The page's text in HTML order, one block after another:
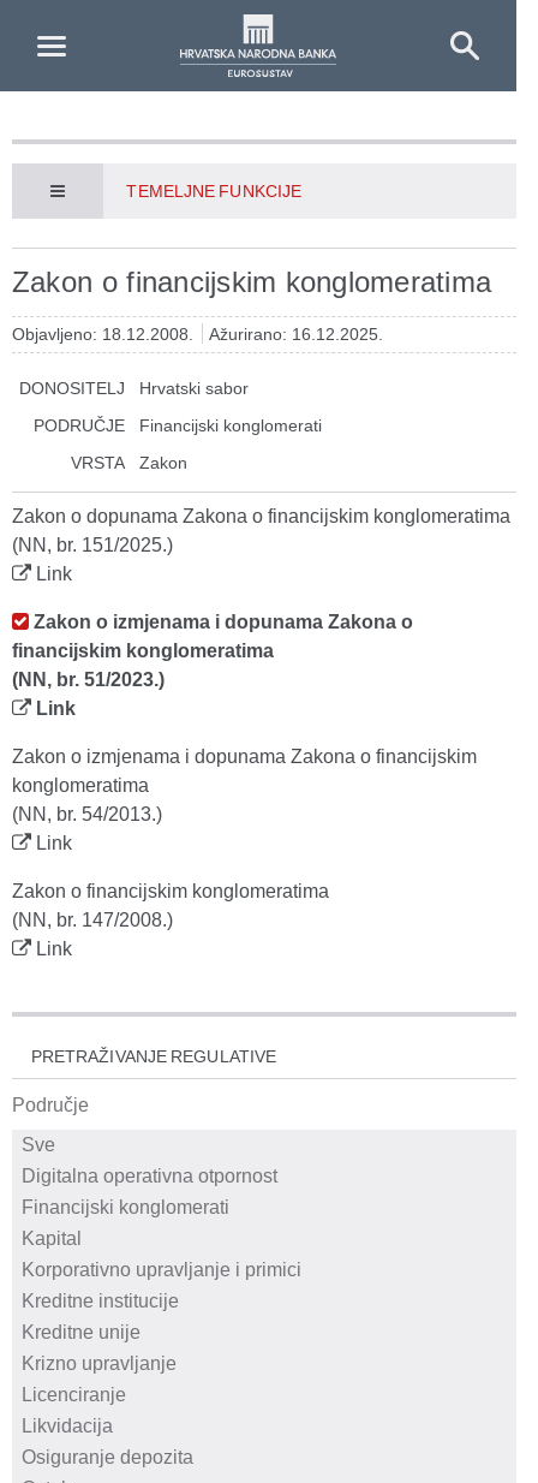
TEMELJNE FUNKCIJE
Zakon o financijskim konglomeratima
Objavljeno: 18.12.2008. Ažurirano: 16.12.2025.
DONOSITELJ
Hrvatski sabor
PODRUČJE
Financijski konglomerati
VRSTA
Zakon
Zakon o dopunama Zakona o financijskim konglomeratima
(NN, br. 151/2025.)
Link
Zakon o izmjenama i dopunama Zakona o
financijskim konglomeratima
(NN, br. 51/2023.)
Link
Zakon o izmjenama i dopunama Zakona o financijskim
konglomeratima
(NN, br. 54/2013.)
Link
Zakon o financijskim konglomeratima
(NN, br. 147/2008.)
Link
PRETRAŽIVANJE REGULATIVE
Područje